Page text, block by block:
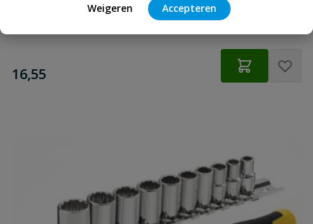
Weigeren Accepteren
€
16,55